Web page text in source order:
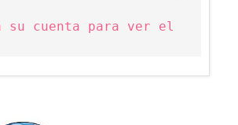
su cuenta para ver el